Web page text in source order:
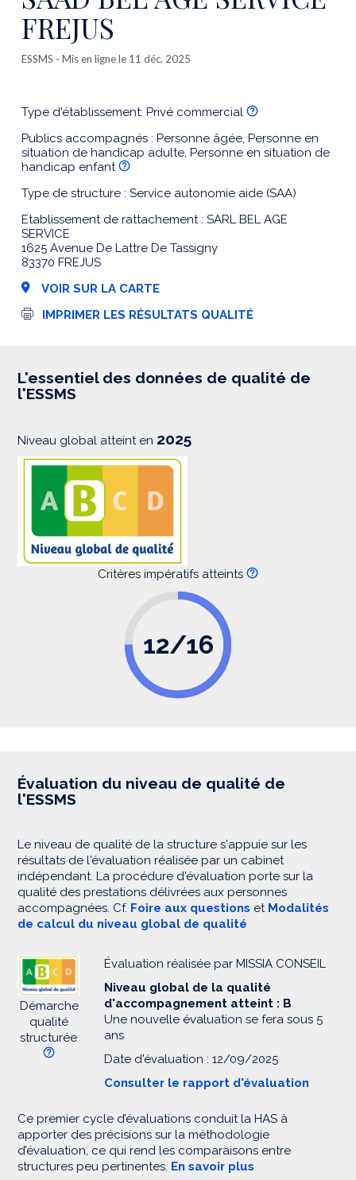
FREJUS
ESSMS - Mis en ligne le 11 déc. 2025
Type d'établissement: Privé commercial
Publics accompagnés : Personne âgée, Personne en
situation de handicap adulte, Personne en situation de
handicap enfant
Type de structure : Service autonomie aide (SAA)
Etablissement de rattachement : SARL BEL AGE
SERVICE
1625 Avenue De Lattre De Tassigny
83370 FREJUS
VOIR SUR LA CARTE
I
s
i
IMPRIMER LES RÉSULTATS QUALITÉ
L'essentiel des données de qualité de
l'ESSMS
Niveau global atteint en 2025
Critères impératifs atteints
12/16
Évaluation du niveau de qualité de
l'ESSMS
Le niveau de qualité de la structure s'appuie sur les
résultats de l'évaluation réalisée par un cabinet
indépendant. La procédure d'évaluation porte sur la
qualité des prestations délivrées aux personnes
accompagnées. Cf. Foire aux questions et Modalités
de calcul du niveau global de qualité
Démarche
qualité
structurée
Évaluation réalisée par MISSIA CONSEIL
Niveau global de la qualité
d'accompagnement atteint : B
Une nouvelle évaluation se fera sous 5
ans
Date d'évaluation : 12/09/2025
Consulter le rapport d'évaluation
Ce premier cycle d’évaluations conduit la HAS à
apporter des précisions sur la méthodologie
d’évaluation, ce qui rend les comparaisons entre
structures peu pertinentes. En savoir plus